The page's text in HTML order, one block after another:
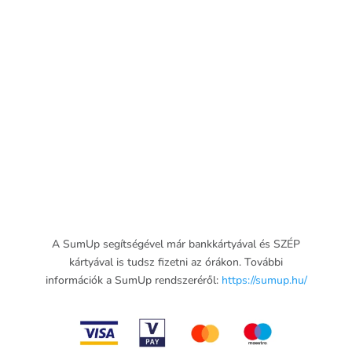
A SumUp segítségével már bankkártyával és SZÉP
kártyával is tudsz fizetni az órákon. További
információk a SumUp rendszeréről: https://sumup.hu/